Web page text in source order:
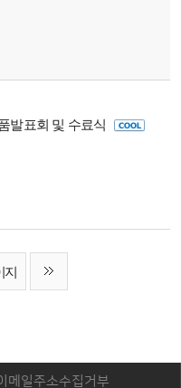
발표회 및 수료식
지
메일주소수집거부